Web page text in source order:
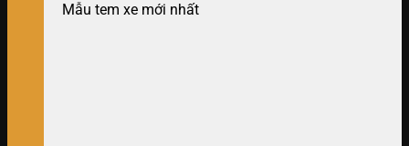
Mẫu tem xe mới nhất